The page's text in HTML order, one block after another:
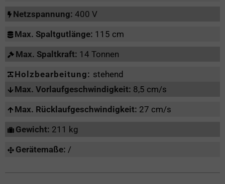
Netzspannung: 400 V
Max. Spaltgutlänge: 115 cm
Max. Spaltkraft: 14 Tonnen
Holzbearbeitung: stehend
Max. Vorlaufgeschwindigkeit: 8,5 cm/s
Max. Rücklaufgeschwindigkeit: 27 cm/s
Gewicht: 211 kg
Gerätemaße: /